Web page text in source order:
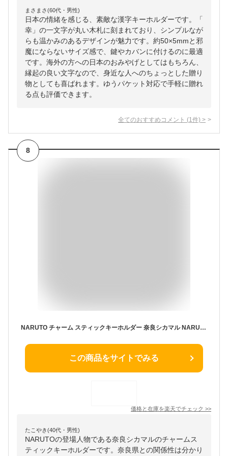
まさまさ(60代・男性)
日本の情緒を感じる、素敵な漢字キーホルダーです。「
幸」の一文字が丸い木札に刻まれており、シンプルなが
らも温かみのあるデザインが魅力です。約50×5mmと邪
魔にならないサイズ感で、鍵やカバンに付けるのに最適
です。海外の方への日本のおみやげとしてはもちろん、
縁起の良い文字なので、身近な人へのちょっとした贈り
物としても喜ばれます。ゆうパケット対応で手軽に贈れ
る点も評価できます。
全てのおすすめコメント (1 件) >
8
NARUTO チャーム スティックキーホルダー 奈良シカマル NARUTOP99 少年ジャンプ バンダイ アクキー ストラップ プレゼント キャラクター グッズ メール便可 シネマコレクション
この商品をサイトでみる
価格と在庫を楽天でチェック >>
たこやき(40代・男性)
NARUTOの登場人物である奈良シカマルのチャームス
ティックキーホルダーです。奈良県との関係性は分かり